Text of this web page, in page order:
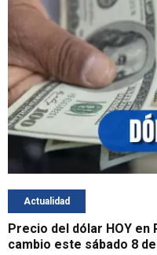
Actualidad
Precio del dólar HOY
cambio este sábado 8